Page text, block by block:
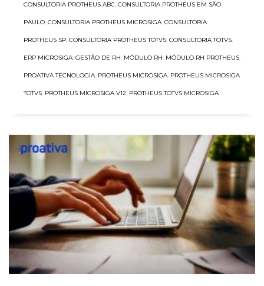
CONSULTORIA PROTHEUS ABC, CONSULTORIA PROTHEUS EM SÃO
PAULO, CONSULTORIA PROTHEUS MICROSIGA, CONSULTORIA
PROTHEUS SP, CONSULTORIA PROTHEUS TOTVS, CONSULTORIA TOTVS,
ERP MICROSIGA, GESTÃO DE RH, MÓDULO RH, MÓDULO RH PROTHEUS,
PROATIVA TECNOLOGIA, PROTHEUS MICROSIGA, PROTHEUS MICROSIGA
TOTVS, PROTHEUS MICROSIGA V12, PROTHEUS TOTVS MICROSIGA